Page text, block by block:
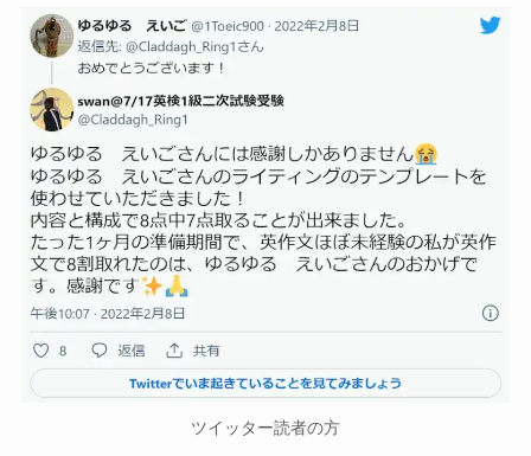
ツイッター読者の方